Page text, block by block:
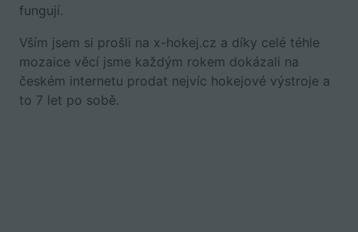
fungují.
Vším jsem si prošli na x-hokej.cz a díky celé téhle
mozaice věcí jsme každým rokem dokázali na
českém internetu prodat nejvíc hokejové výstroje a
to 7 let po sobě.